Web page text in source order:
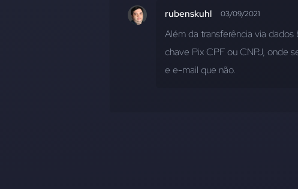
rubenskuhl 03/09/2021
Além da transferência via
chave Pix CPF ou CNPJ, onde
e e-mail que não.